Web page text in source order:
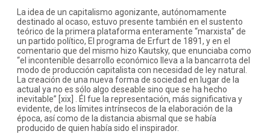
La idea de un capitalismo agonizante, autónomamente
destinado al ocaso, estuvo presente también en el sustento
teórico de la primera plataforma enteramente “marxista” de
un partido político, El programa de Erfurt de 1891, y en el
comentario que del mismo hizo Kautsky, que enunciaba como
“el incontenible desarrollo económico lleva a la bancarrota del
modo de producción capitalista con necesidad de ley natural.
La creación de una nueva forma de sociedad en lugar de la
actual ya no es sólo algo deseable sino que se ha hecho
inevitable” [xix] . Él fue la representación, más significativa y
evidente, de los límites intrínsecos de la elaboración de la
época, así como de la distancia abismal que se había
producido de quien había sido el inspirador.